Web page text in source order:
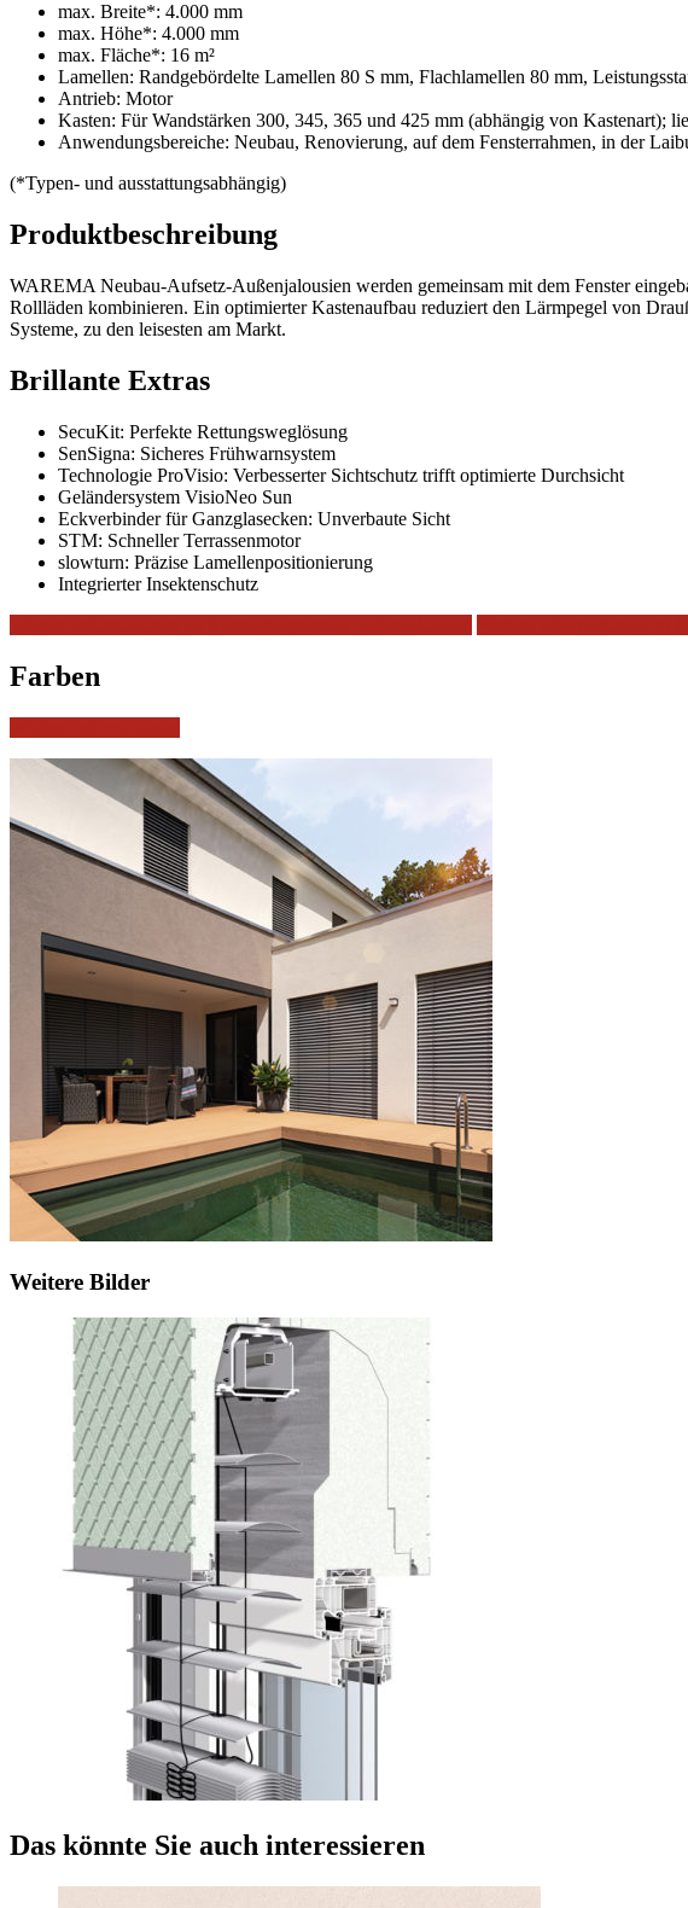
max. Breite*: 4.000 mm
max. Höhe*: 4.000 mm
max. Fläche*: 16 m²
Lamellen: Randgebördelte Lamellen 80 S mm, Flachlamellen 80 mm,
Antrieb: Motor
Kasten: Für Wandstärken 300, 345, 365 und 425 mm (abhängig von Kastenart);
Anwendungsbereiche: Neubau, Renovierung, auf dem Fensterrahmen, in der
(*Typen- und ausstattungsabhängig)
Produktbeschreibung
WAREMA Neubau-Aufsetz-Außenjalousien werden gemeinsam mit dem Fenster
Rollläden kombinieren. Ein optimierter Kastenaufbau reduziert den Lärmpegel von
Systeme, zu den leisesten am Markt.
Brillante Extras
SecuKit: Perfekte Rettungsweglösung
SenSigna: Sicheres Frühwarnsystem
Technologie ProVisio: Verbesserter Sichtschutz trifft optimierte Durchsicht
Geländersystem VisioNeo Sun
Eckverbinder für Ganzglasecken: Unverbaute Sicht
STM: Schneller Terrassenmotor
slowturn: Präzise Lamellenpositionierung
Integrierter Insektenschutz
Farben
Weitere Bilder
Das könnte Sie auch interessieren